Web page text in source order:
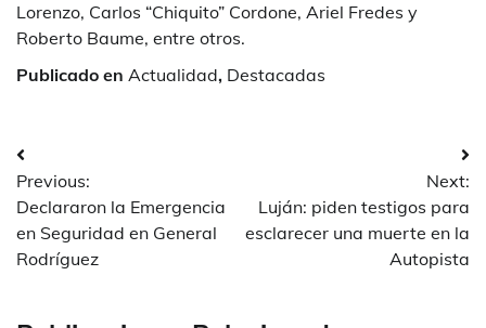
Lorenzo, Carlos “Chiquito” Cordone, Ariel Fredes y
Roberto Baume, entre otros.
Publicado en Actualidad, Destacadas
Navegación
de
entradas
Previous:
Declararon la Emergencia
en Seguridad en General
Rodríguez
Next:
Luján: piden testigos para
esclarecer una muerte en la
Autopista